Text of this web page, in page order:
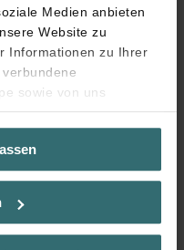
Medien anbieten
Website zu
Informationen zu Ihrer
sowie von uns
der Werbung und
führen diese
weiteren Daten
oder die sie im
Cookies, wenn Sie in